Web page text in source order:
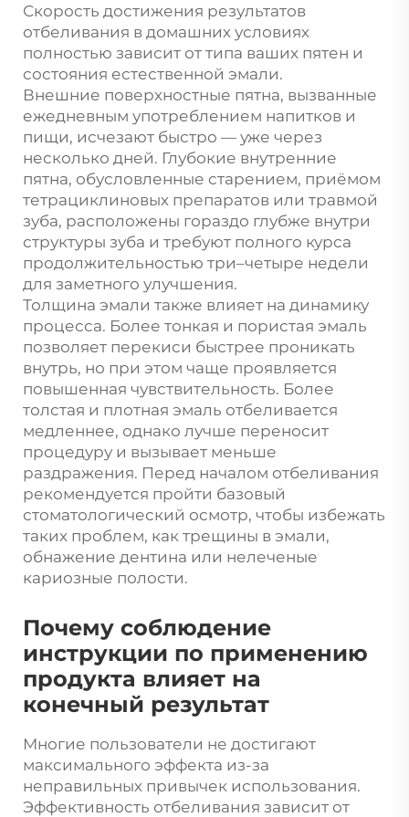
Скорость достижения результатов
отбеливания в домашних условиях
полностью зависит от типа ваших пятен и
состояния естественной эмали.
Внешние поверхностные пятна, вызванные
ежедневным употреблением напитков и
пищи, исчезают быстро — уже через
несколько дней. Глубокие внутренние
пятна, обусловленные старением, приёмом
тетрациклиновых препаратов или травмой
зуба, расположены гораздо глубже внутри
структуры зуба и требуют полного курса
продолжительностью три–четыре недели
для заметного улучшения.
Толщина эмали также влияет на динамику
процесса. Более тонкая и пористая эмаль
позволяет перекиси быстрее проникать
внутрь, но при этом чаще проявляется
повышенная чувствительность. Более
толстая и плотная эмаль отбеливается
медленнее, однако лучше переносит
процедуру и вызывает меньше
раздражения. Перед началом отбеливания
рекомендуется пройти базовый
стоматологический осмотр, чтобы избежать
таких проблем, как трещины в эмали,
обнажение дентина или нелеченые
кариозные полости.
Почему соблюдение
инструкции по применению
продукта влияет на
конечный результат
Многие пользователи не достигают
максимального эффекта из-за
неправильных привычек использования.
Эффективность отбеливания зависит от